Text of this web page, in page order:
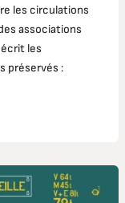
les circulations
associations
les
préservés :